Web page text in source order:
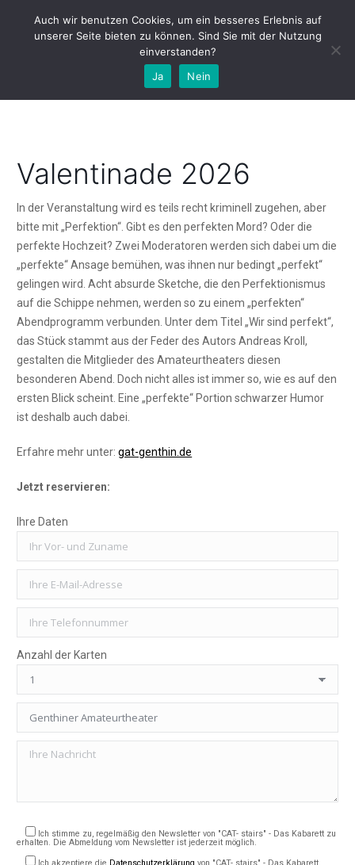
Genthiner Amateurtheater
Valentinade 2026
In der Veranstaltung wird es teils recht kriminell zugehen, aber
bitte mit „Perfektion“. Gibt es den perfekten Mord? Oder die
perfekte Hochzeit? Zwei Moderatoren werden sich dabei um die
„perfekte“ Ansage bemühen, was ihnen nur bedingt „perfekt“
gelingen wird. Acht absurde Sketche, die den Perfektionismus
auf die Schippe nehmen, werden so zu einem „perfekten“
Abendprogramm verbunden. Unter dem Titel „Wir sind perfekt“,
das Stück stammt aus der Feder des Autors Andreas Kroll,
gestalten die Mitglieder des Amateurtheaters diesen
besonderen Abend. Doch nicht alles ist immer so, wie es auf den
ersten Blick scheint. Eine „perfekte“ Portion schwarzer Humor
ist deshalb auch dabei.
Erfahre mehr unter:gat-genthin.de
Jetzt reservieren:
Ihre Daten
Anzahl der Karten
Ich stimme zu, regelmäßig den Newsletter von "CAT- stairs" - Das Kabarett zu
erhalten. Die Abmeldung vom Newsletter ist jederzeit möglich.
Auch wir benutzen Cookies, um ein besseres Erlebnis auf
unserer Seite bieten zu können. Sind Sie mit der Nutzung
einverstanden?
Ja
Nein